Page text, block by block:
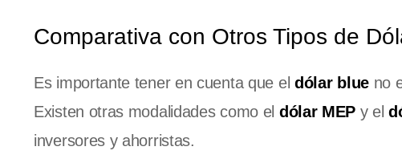
Comparativa con Otros Tipos de
Es importante tener en cuenta que el dólar blueno
Existen otras modalidades como el dólar MEP y el
inversores y ahorristas.